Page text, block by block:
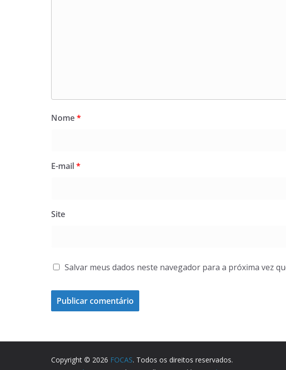
Nome*
E-mail*
Site
Salvar meus dados neste navegador para a próxima vez
Copyright © 2026 FOCAS. Todos os direitos reservados.